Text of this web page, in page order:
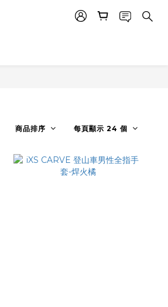
商品排序 每頁顯示 24 個